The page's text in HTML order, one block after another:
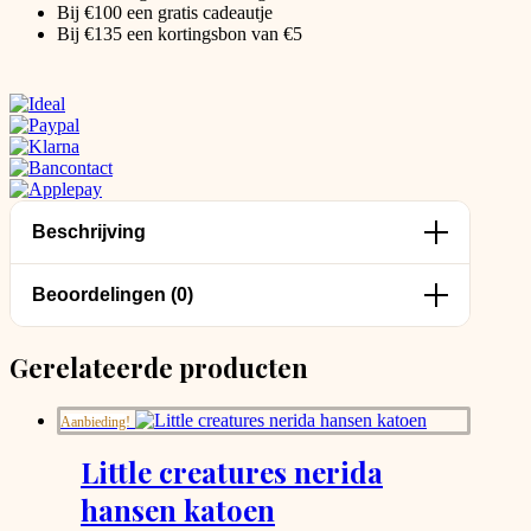
Bij €100 een gratis cadeautje
Bij €135 een kortingsbon van €5
Beschrijving
Beoordelingen (0)
Gerelateerde producten
Aanbieding!
Little creatures nerida
hansen katoen